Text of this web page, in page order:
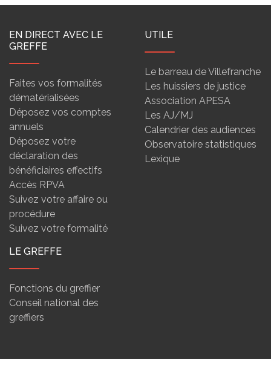
EN DIRECT AVEC LE
GREFFE
Faites vos formalités
dématérialisées
Déposez vos comptes
annuels
Déposez votre
déclaration des
bénéficiaires effectifs
Accès RPVA
Suivez votre affaire ou
procédure
Suivez votre formalité
UTILE
Le barreau de Villefranche
Les huissiers de justice
Association APESA
Les AJ/MJ
Calendrier des audiences
Observatoire statistiques
Lexique
LE GREFFE
Fonctions du greffier
Conseil national des
greffiers